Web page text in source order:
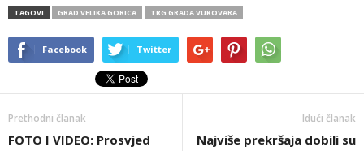
TAGOVI GRAD VELIKA GORICA TRG GRADA VUKOVARA
Facebook Twitter
Prethodni članak
FOTO I VIDEO: Prosvjed
Idući članak
Najviše prekršaja dobili su